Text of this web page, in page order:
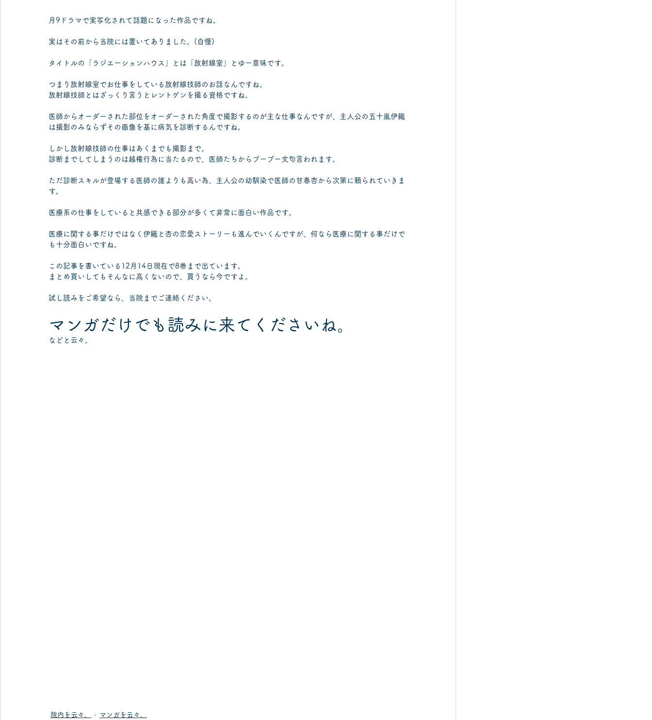
月9ドラマで実写化されて話題になった作品ですね。
実はその前から当院には置いてありました。(自慢)
タイトルの「ラジエーションハウス」とは「放射線室」とゆー意味です。
つまり放射線室でお仕事をしている放射線技師のお話なんですね。
放射線技師とはざっくり言うとレントゲンを撮る資格ですね。
医師からオーダーされた部位をオーダーされた角度で撮影するのが主な仕事なんですが、主人公の五十嵐伊織
は撮影のみならずその画像を基に病気を診断するんですね。
しかし放射線技師の仕事はあくまでも撮影まで。
診断までしてしまうのは越権行為に当たるので、医師たちからブーブー文句言われます。
ただ診断スキルが登場する医師の誰よりも高い為、主人公の幼馴染で医師の甘春杏から次第に頼られていきま
す。
医療系の仕事をしていると共感できる部分が多くて非常に面白い作品です。
医療に関する事だけではなく伊織と杏の恋愛ストーリーも進んでいくんですが、何なら医療に関する事だけで
も十分面白いですね。
この記事を書いている12月14日現在で8巻まで出ています。
まとめ買いしてもそんなに高くないので、買うなら今ですよ。
試し読みをご希望なら、当院までご連絡ください。
マンガだけでも読みに来てくださいね。
などと云々。
院内を云々。 マンガを云々。